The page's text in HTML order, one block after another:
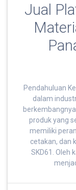
Jual
Pendahuluan
dalam
produk yang
memiliki
cetakan, dan
SKD61. Oleh